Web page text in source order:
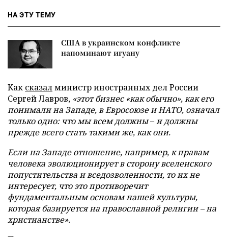
НА ЭТУ ТЕМУ
США в украинском конфликте
напоминают игуану
Как сказалминистр иностранных дел России
Сергей Лавров, «этот бизнес «как обычно», как его
понимали на Западе, в Евросоюзе и НАТО, означал
только одно: что мы всем должны–и должны
прежде всего стать такими же, как они.
Если на Западе отношение, например, к правам
человека эволюционирует в сторону вселенского
попустительства и вседозволенности, то их не
интересует, что это противоречит
фундаментальным основам нашей культуры,
которая базируется на православной религии – на
христианстве».